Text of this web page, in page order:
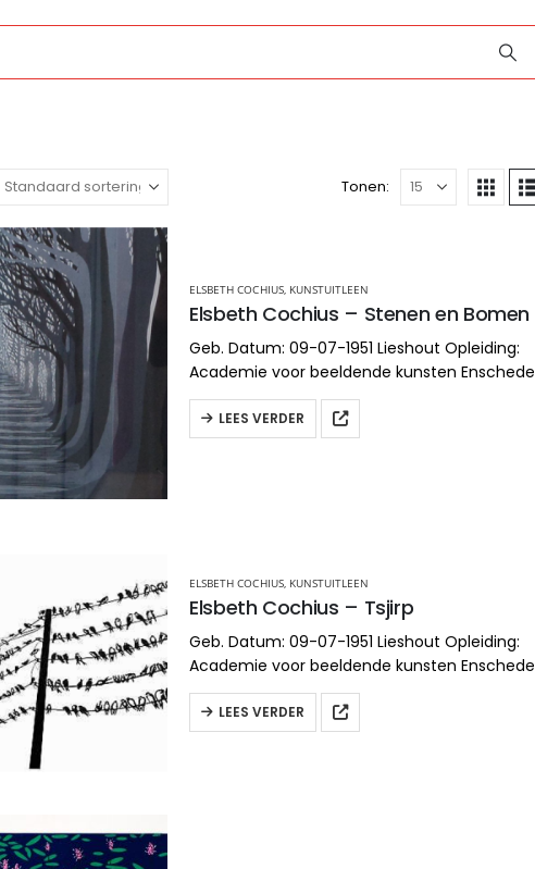
Tonen:
ELSBETH COCHIUS, KUNSTUITLEEN
Geb. Datum: 09-07-1951 Lieshout Opleiding:
Academie voor beeldende kunsten Enschede
Richting: Monumentale vormgeving/ grafiek/
keramiek Aangesloten bij BBK en
VOGwww.elsbethcochius.com/
LEES VERDER
ELSBETH COCHIUS, KUNSTUITLEEN
Elsbeth Cochius – Tsjirp
Geb. Datum: 09-07-1951 Lieshout Opleiding:
Academie voor beeldende kunsten Enschede
Richting: Monumentale vormgeving/ grafiek/
keramiek Aangesloten bij BBK en
VOGwww.elsbethcochius.com/
LEES VERDER